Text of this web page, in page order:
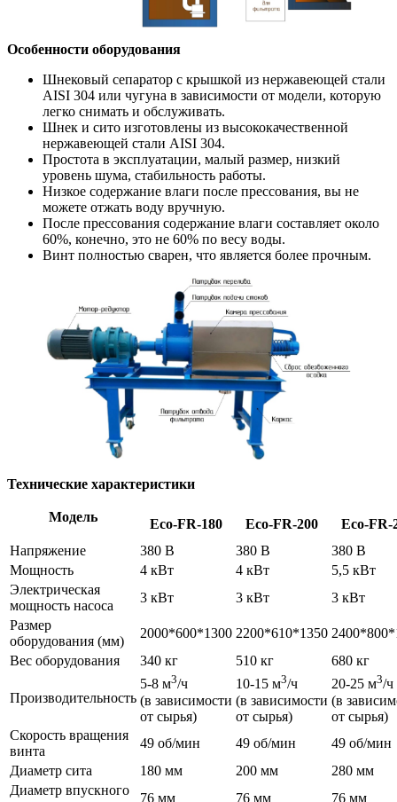
Особенности оборудования
Шнековый сепаратор с крышкой из нержавеющей стали
AISI 304 или чугуна в зависимости от модели, которую
легко снимать и обслуживать.
Шнек и сито изготовлены из высококачественной
нержавеющей стали AISI 304.
Простота в эксплуатации, малый размер, низкий
уровень шума, стабильность работы.
Низкое содержание влаги после прессования, вы не
можете отжать воду вручную.
После прессования содержание влаги составляет около
60%, конечно, это не 60% по весу воды.
Винт полностью сварен, что является более прочным.
Технические характеристики
Модель Eco-FR-180 Eco-FR-200
Eco-FR-
Напряжение
380 В 380 В
380 В
Мощность
4 кВт 4 кВт
5,5 кВт
Электрическая
мощность насоса
3 кВт 3 кВт
3 кВт
Размер
оборудования (мм)
2000*600*1300 2200*610*1350
Вес оборудования
340 кг 510 кг 680 кг
Производительность
5-8 м3/ч
(в зависимости
от сырья)
10-15 м3/ч
(в зависимости
от сырья)
20-25 м3/ч
(в
от сырья)
Скорость вращения
винта
49 об/мин 49 об/мин
49 об/мин
Диаметр сита
180 мм 200 мм
280 мм
Диаметр впускного
76 мм 76 мм 76 мм